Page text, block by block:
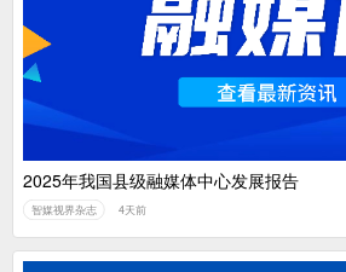
2025年我国县级融媒体中心发展报告
智媒视界杂志 4天前